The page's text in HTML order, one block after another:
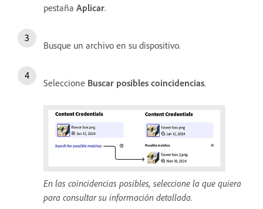
pestaña Aplicar.
Busque un archivo en su dispositivo.
Seleccione Buscar posibles coincidencias.
En las coincidencias posibles, seleccione la que quiera
para consultar su información detallada.